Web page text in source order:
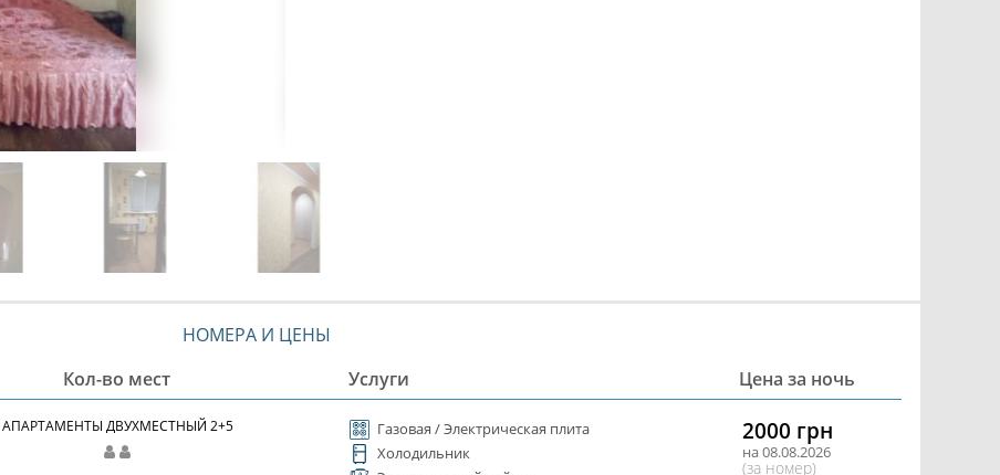
НОМЕРА И ЦЕНЫ
Кол-во мест Услуги Цена за ночь
АПАРТАМЕНТЫ ДВУХМЕСТНЫЙ 2+5
Газовая / Электрическая плита
Холодильник
2000 грн
на 08.08.2026
(за номер)